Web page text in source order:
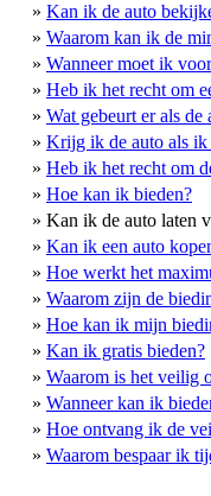
» Kan ik de auto
» Waarom kan ik de
» Wanneer moet ik
» Heb ik het recht om
» Wat gebeurt er als de
» Krijg ik de auto als ik
» Heb ik het recht om
» Hoe kan ik bieden?
» Kan ik de auto laten
» Kan ik een auto
» Hoe werkt het
» Waarom zijn de
» Hoe kan ik mijn
» Kan ik gratis bieden?
» Waarom is het veilig
» Wanneer kan ik
» Hoe ontvang ik de
» Waarom bespaar ik